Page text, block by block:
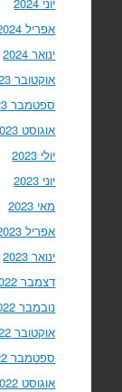
אפריל 2024
ינואר 2024
אוקטובר 2023
ספטמבר 2023
אוגוסט 2023
יולי 2023
יוני 2023
מאי 2023
אפריל 2023
ינואר 2023
דצמבר 2022
נובמבר 2022
אוקטובר 2022
ספטמבר 2022
אוגוסט 2022